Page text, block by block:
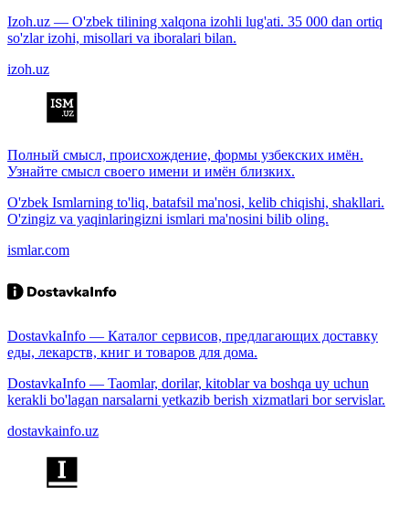
Izoh.uz — O'zbek tilining xalqona izohli lug'ati. 35 000 dan ortiq
so'zlar izohi, misollari va iboralari bilan.
izoh.uz
Полный смысл, происхождение, формы узбекских имён.
Узнайте смысл своего имени и имён близких.
O'zbek Ismlarning to'liq, batafsil ma'nosi, kelib chiqishi, shakllari.
O'zingiz va yaqinlaringizni ismlari ma'nosini bilib oling.
ismlar.com
DostavkaInfo — Каталог сервисов, предлагающих доставку
еды, лекарств, книг и товаров для дома.
DostavkaInfo — Taomlar, dorilar, kitoblar va boshqa uy uchun
kerakli bo'lagan narsalarni yetkazib berish xizmatlari bor servislar.
dostavkainfo.uz